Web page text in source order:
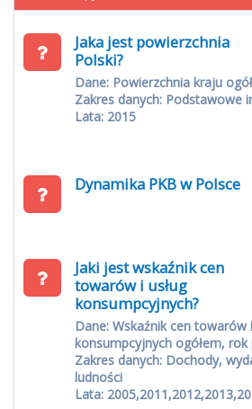
Jaka jest powierzchnia
Polski?
Dane: Powierzchnia kraju
Zakres danych: Podstawowe
Lata: 2015
Dynamika PKB w Polsce
Jaki jest wskaźnik cen
towarów i usług
konsumpcyjnych?
Dane: Wskaźnik cen towarów
konsumpcyjnych ogółem,
Zakres danych: Dochody,
ludności
Lata: